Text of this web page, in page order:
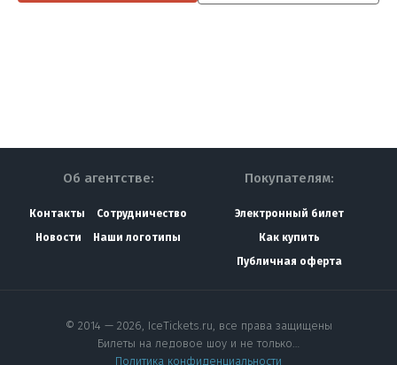
Об агентстве:
Контакты
Сотрудничество
Новости
Наши логотипы
Покупателям:
Электронный билет
Как купить
Публичная оферта
© 2014 — 2026, IceTickets.ru, все права защищены
Билеты на ледовое шоу и не только…
Политика конфиденциальности